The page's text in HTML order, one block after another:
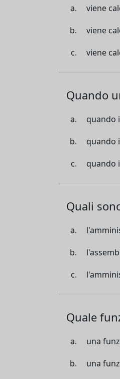
viene
viene
viene
Quando
quando
quando
quando
Quali
Quale
una
una